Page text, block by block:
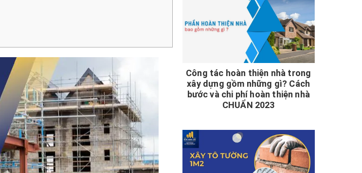
Công tác hoàn thiện nhà trong
xây dựng gồm những gì? Cách
bước và chi phí hoàn thiện nhà
CHUẨN 2023